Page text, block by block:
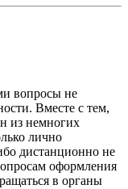
вопросы не
Вместе с тем,
из немногих
лично
дистанционно не
оформления
в органы